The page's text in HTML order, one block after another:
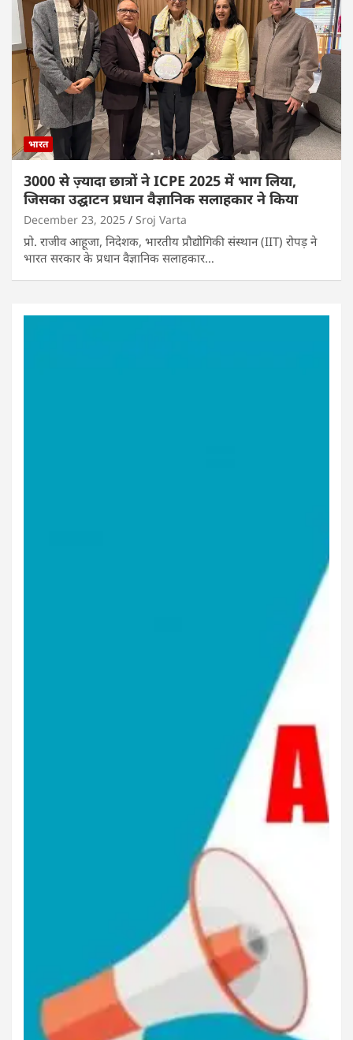
भारत
3000 से ज़्यादा छात्रों ने ICPE 2025 में भाग लिया,
जिसका उद्घाटन प्रधान वैज्ञानिक सलाहकार ने किया
December 23, 2025 Sroj Varta
प्रो. राजीव आहूजा, निदेशक, भारतीय प्रौद्योगिकी संस्थान (IIT) रोपड़ ने
भारत सरकार के प्रधान वैज्ञानिक सलाहकार…